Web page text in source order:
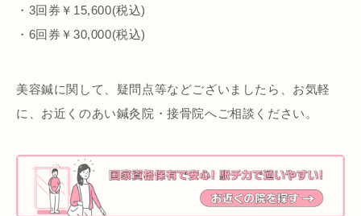
・3回券￥15,600(税込)
・6回券￥30,000(税込)
美容鍼に関して、疑問点等などございましたら、お気軽
に、お近くのあい鍼灸院・接骨院へご相談ください。